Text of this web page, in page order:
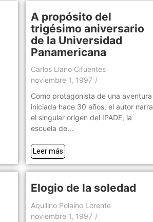
A propósito del
trigésimo aniversario
de la Universidad
Panamericana
Carlos Llano Cifuentes
noviembre 1, 1997 /
Como protagonista de una aventura
iniciada hace 30 años, el autor narra
el singular origen del IPADE, la
escuela de...
Leer más
Elogio de la soledad
Aquilino Polaino Lorente
noviembre 1, 1997 /